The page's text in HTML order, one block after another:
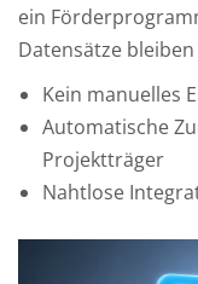
ein
Datensätze
Kein manuelles
Automatische
Projektträger
Nahtlose